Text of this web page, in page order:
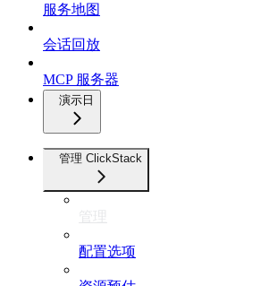
服务地图
会话回放
MCP 服务器
演示日
管理 ClickStack
管理
配置选项